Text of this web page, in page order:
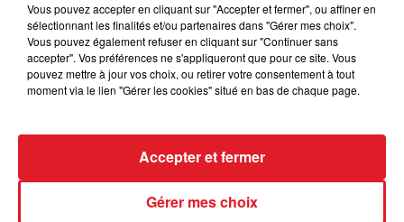
Vous pouvez accepter en cliquant sur "Accepter et fermer", ou affiner en
sélectionnant les finalités et/ou partenaires dans "Gérer mes choix".
Vous pouvez également refuser en cliquant sur "Continuer sans
accepter". Vos préférences ne s'appliqueront que pour ce site. Vous
pouvez mettre à jour vos choix, ou retirer votre consentement à tout
moment via le lien "Gérer les cookies" situé en bas de chaque page.
Gérer mes choix
Accepter et fermer